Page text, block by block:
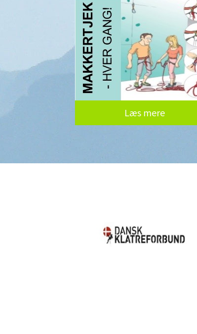
Læs mere